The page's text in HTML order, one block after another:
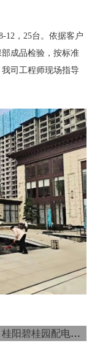
12，25台。依据客户
成品检验，按标准
司工程师现场指导
桂阳碧桂园配电工程项目